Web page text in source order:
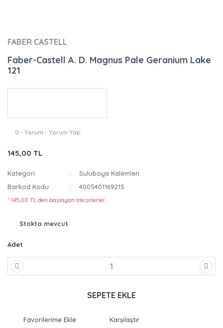
FABER CASTELL
Faber-Castell A. D. Magnus Pale Geranium Lake
121
0 - Yorum - Yorum Yap
145,00 TL
Kategori
Suluboya Kalemleri
Barkod Kodu
4005401169215
* 145,00 TL den başlayan taksitlerle!
Stokta mevcut
Adet
SEPETE EKLE
Karşılaştır